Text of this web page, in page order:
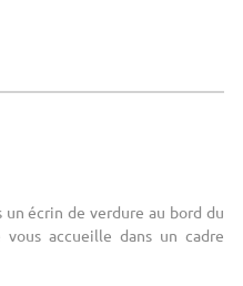
un écrin de verdure au bord du
vous accueille dans un cadre